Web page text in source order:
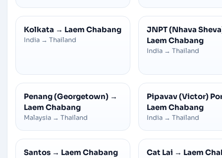
Kolkata → Laem Chabang
India → Thailand
JNPT (Nhava
Laem Chabang
India → Thailand
Penang (Georgetown) →
Laem Chabang
Malaysia → Thailand
Pipavav (Victor)
Laem Chabang
India → Thailand
Santos → Laem Chabang Cat Lai → Laem